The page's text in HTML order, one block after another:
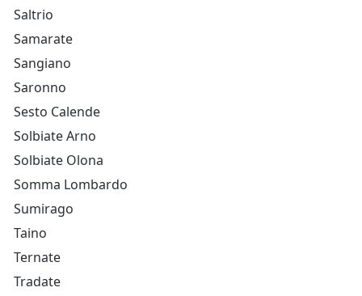
Saltrio
Samarate
Sangiano
Saronno
Sesto Calende
Solbiate Arno
Solbiate Olona
Somma Lombardo
Sumirago
Taino
Ternate
Tradate